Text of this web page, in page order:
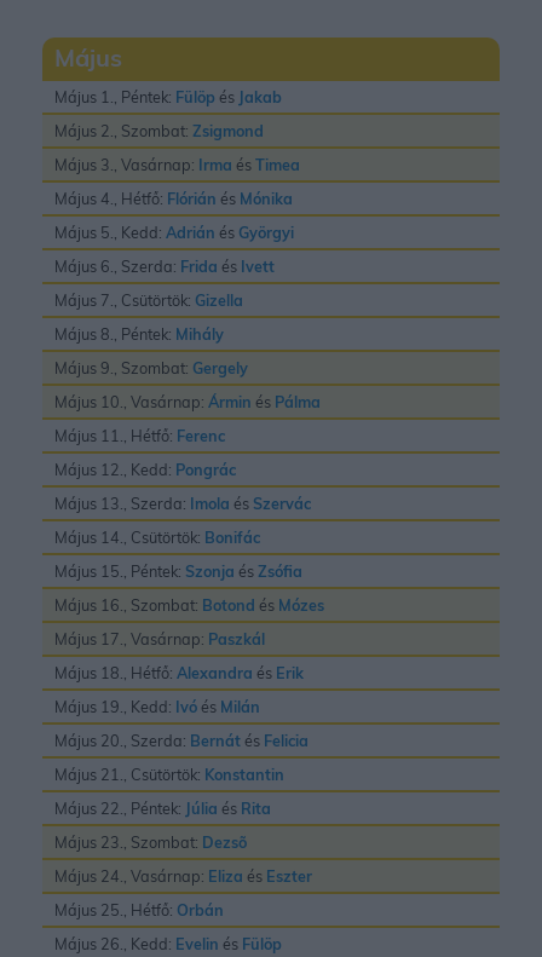
Május
Május 1., Péntek: Fülöp és Jakab
Május 2., Szombat: Zsigmond
Május 3., Vasárnap: Irma ésTimea
Május 4., Hétfő: Flórián és Mónika
Május 5., Kedd: Adrián és Györgyi
Május 6., Szerda: Frida és Ivett
Május 7., Csütörtök: Gizella
Május 8., Péntek: Mihály
Május 9., Szombat: Gergely
Május 10., Vasárnap: Ármin és Pálma
Május 11., Hétfő: Ferenc
Május 12., Kedd: Pongrác
Május 13., Szerda: Imola és Szervác
Május 14., Csütörtök: Bonifác
Május 15., Péntek: Szonja ésZsófia
Május 16., Szombat: Botond és Mózes
Május 17., Vasárnap: Paszkál
Május 18., Hétfő: Alexandra és Erik
Május 19., Kedd: Ivó és Milán
Május 20., Szerda: Bernát és Felicia
Május 21., Csütörtök: Konstantin
Május 22., Péntek: Júlia és Rita
Május 23., Szombat: Dezsõ
Május 24., Vasárnap: Eliza és Eszter
Május 25., Hétfő: Orbán
Május 26., Kedd: Evelin és Fülöp